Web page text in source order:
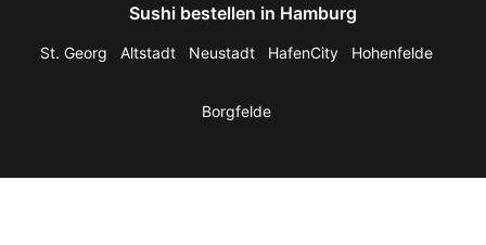
Sushi bestellen in Hamburg
St. Georg Altstadt Neustadt HafenCity Hohenfelde
Borgfelde